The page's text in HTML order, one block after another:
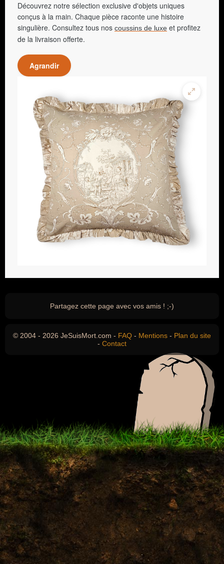
Découvrez notre sélection exclusive d'objets uniques
conçus à la main. Chaque pièce raconte une histoire
singulière. Consultez tous nos coussins de luxe et profitez
de la livraison offerte.
Agrandir
Partagez cette page avec vos amis ! ;-)
© 2004 - 2026 JeSuisMort.com - FAQ - Mentions - Plan du site
- Contact